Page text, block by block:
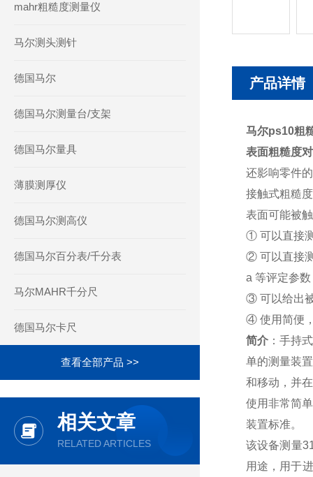
mahr粗糙度测量仪
马尔测头测针
德国马尔
德国马尔测量台/支架
德国马尔量具
薄膜测厚仪
德国马尔测高仪
德国马尔百分表/千分表
马尔MAHR千分尺
德国马尔卡尺
查看全部产品 >>
相关文章
RELATED ARTICLES
产品详情
马尔ps10粗
表面粗糙度
还影响零件
接触式粗糙
表面可能被
① 可以直接
② 可以直接
a 等评定参数
③ 可以给出
④ 使用简便
简介： 手持
单的测量装
和移动，并
使用非常简
装置标准。
该设备测量
用途，用于